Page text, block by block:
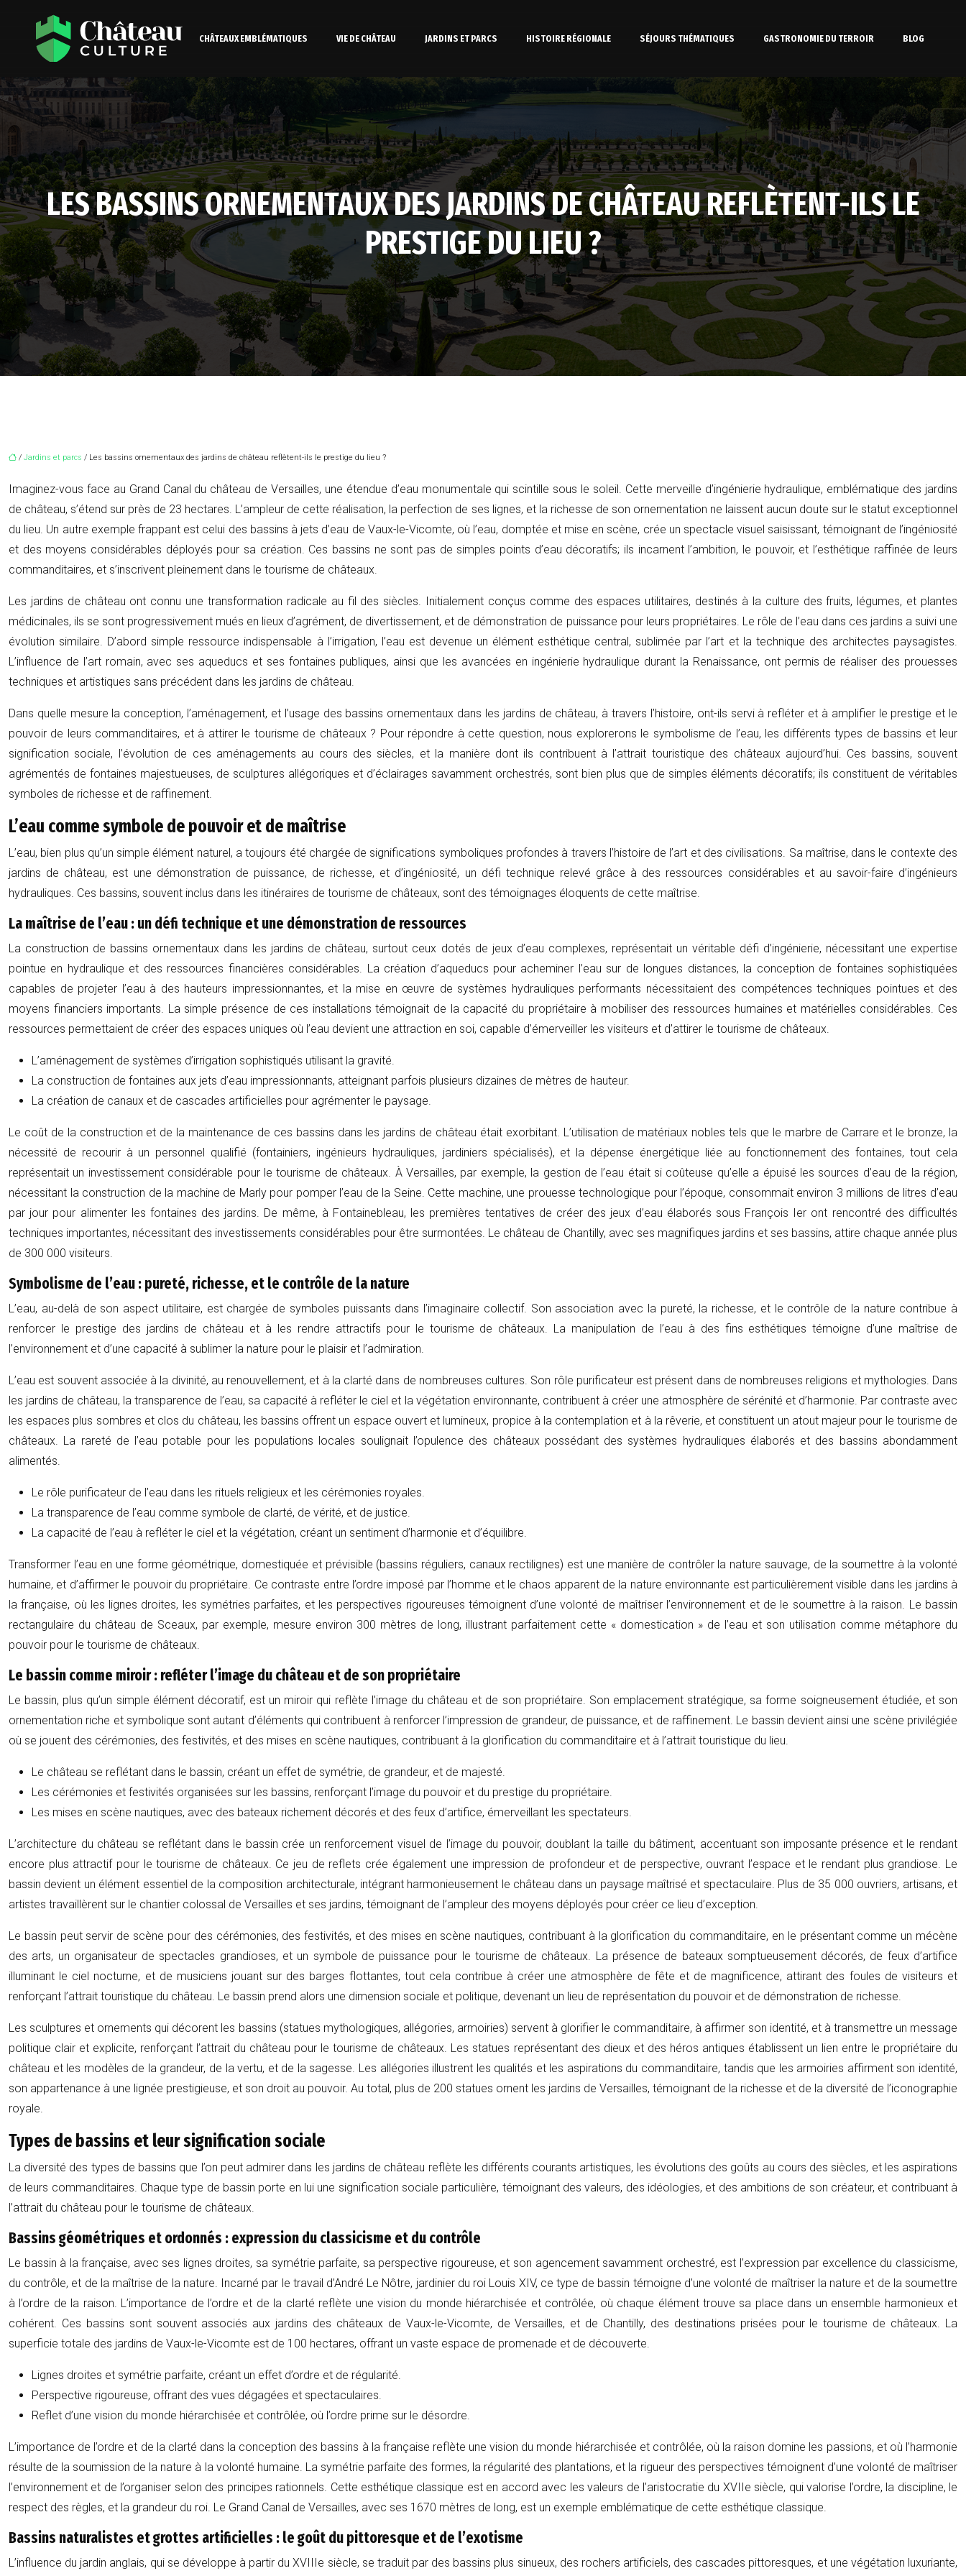
CHÂTEAUX EMBLÉMATIQUES VIE DE CHÂTEAU JARDINS ET PARCS HISTOIRE RÉGIONALE SÉJOURS THÉMATIQUES GASTRONOMIE DU TERROIR BLOG
LES BASSINS ORNEMENTAUX DES JARDINS DE CHÂTEAU REFLÈTENT-ILS LE
PRESTIGE DU LIEU ?
/ Jardins et parcs / Les bassins ornementaux des jardins de château reflètent-ils le prestige du lieu ?
Imaginez-vous face au Grand Canal du château de Versailles, une étendue d’eau monumentale qui scintille sous le soleil. Cette merveille d’ingénierie hydraulique, emblématique des jardins
de château, s’étend sur près de 23 hectares. L’ampleur de cette réalisation, la perfection de ses lignes, et la richesse de son ornementation ne laissent aucun doute sur le statut exceptionnel
du lieu. Un autre exemple frappant est celui des bassins à jets d’eau de Vaux-le-Vicomte, où l’eau, domptée et mise en scène, crée un spectacle visuel saisissant, témoignant de l’ingéniosité
et des moyens considérables déployés pour sa création. Ces bassins ne sont pas de simples points d’eau décoratifs; ils incarnent l’ambition, le pouvoir, et l’esthétique raffinée de leurs
commanditaires, et s’inscrivent pleinement dans le tourisme de châteaux.
Les jardins de château ont connu une transformation radicale au fil des siècles. Initialement conçus comme des espaces utilitaires, destinés à la culture des fruits, légumes, et plantes
médicinales, ils se sont progressivement mués en lieux d’agrément, de divertissement, et de démonstration de puissance pour leurs propriétaires. Le rôle de l’eau dans ces jardins a suivi une
évolution similaire. D’abord simple ressource indispensable à l’irrigation, l’eau est devenue un élément esthétique central, sublimée par l’art et la technique des architectes paysagistes.
L’influence de l’art romain, avec ses aqueducs et ses fontaines publiques, ainsi que les avancées en ingénierie hydraulique durant la Renaissance, ont permis de réaliser des prouesses
techniques et artistiques sans précédent dans les jardins de château.
Dans quelle mesure la conception, l’aménagement, et l’usage des bassins ornementaux dans les jardins de château, à travers l’histoire, ont-ils servi à refléter et à amplifier le prestige et le
pouvoir de leurs commanditaires, et à attirer le tourisme de châteaux ? Pour répondre à cette question, nous explorerons le symbolisme de l’eau, les différents types de bassins et leur
signification sociale, l’évolution de ces aménagements au cours des siècles, et la manière dont ils contribuent à l’attrait touristique des châteaux aujourd’hui. Ces bassins, souvent
agrémentés de fontaines majestueuses, de sculptures allégoriques et d’éclairages savamment orchestrés, sont bien plus que de simples éléments décoratifs; ils constituent de véritables
symboles de richesse et de raffinement.
L’eau comme symbole de pouvoir et de maîtrise
L’eau, bien plus qu’un simple élément naturel, a toujours été chargée de significations symboliques profondes à travers l’histoire de l’art et des civilisations. Sa maîtrise, dans le contexte des
jardins de château, est une démonstration de puissance, de richesse, et d’ingéniosité, un défi technique relevé grâce à des ressources considérables et au savoir-faire d’ingénieurs
hydrauliques. Ces bassins, souvent inclus dans les itinéraires de tourisme de châteaux, sont des témoignages éloquents de cette maîtrise.
La maîtrise de l’eau : un défi technique et une démonstration de ressources
La construction de bassins ornementaux dans les jardins de château, surtout ceux dotés de jeux d’eau complexes, représentait un véritable défi d’ingénierie, nécessitant une expertise
pointue en hydraulique et des ressources financières considérables. La création d’aqueducs pour acheminer l’eau sur de longues distances, la conception de fontaines sophistiquées
capables de projeter l’eau à des hauteurs impressionnantes, et la mise en œuvre de systèmes hydrauliques performants nécessitaient des compétences techniques pointues et des
moyens financiers importants. La simple présence de ces installations témoignait de la capacité du propriétaire à mobiliser des ressources humaines et matérielles considérables. Ces
ressources permettaient de créer des espaces uniques où l’eau devient une attraction en soi, capable d’émerveiller les visiteurs et d’attirer le tourisme de châteaux.
L’aménagement de systèmes d’irrigation sophistiqués utilisant la gravité.
La construction de fontaines aux jets d’eau impressionnants, atteignant parfois plusieurs dizaines de mètres de hauteur.
La création de canaux et de cascades artificielles pour agrémenter le paysage.
Le coût de la construction et de la maintenance de ces bassins dans les jardins de château était exorbitant. L’utilisation de matériaux nobles tels que le marbre de Carrare et le bronze, la
nécessité de recourir à un personnel qualifié (fontainiers, ingénieurs hydrauliques, jardiniers spécialisés), et la dépense énergétique liée au fonctionnement des fontaines, tout cela
représentait un investissement considérable pour le tourisme de châteaux. À Versailles, par exemple, la gestion de l’eau était si coûteuse qu’elle a épuisé les sources d’eau de la région,
nécessitant la construction de la machine de Marly pour pomper l’eau de la Seine. Cette machine, une prouesse technologique pour l’époque, consommait environ 3 millions de litres d’eau
par jour pour alimenter les fontaines des jardins. De même, à Fontainebleau, les premières tentatives de créer des jeux d’eau élaborés sous François Ier ont rencontré des difficultés
techniques importantes, nécessitant des investissements considérables pour être surmontées. Le château de Chantilly, avec ses magnifiques jardins et ses bassins, attire chaque année plus
de 300 000 visiteurs.
Symbolisme de l’eau : pureté, richesse, et le contrôle de la nature
L’eau, au-delà de son aspect utilitaire, est chargée de symboles puissants dans l’imaginaire collectif. Son association avec la pureté, la richesse, et le contrôle de la nature contribue à
renforcer le prestige des jardins de château et à les rendre attractifs pour le tourisme de châteaux. La manipulation de l’eau à des fins esthétiques témoigne d’une maîtrise de
l’environnement et d’une capacité à sublimer la nature pour le plaisir et l’admiration.
L’eau est souvent associée à la divinité, au renouvellement, et à la clarté dans de nombreuses cultures. Son rôle purificateur est présent dans de nombreuses religions et mythologies. Dans
les jardins de château, la transparence de l’eau, sa capacité à refléter le ciel et la végétation environnante, contribuent à créer une atmosphère de sérénité et d’harmonie. Par contraste avec
les espaces plus sombres et clos du château, les bassins offrent un espace ouvert et lumineux, propice à la contemplation et à la rêverie, et constituent un atout majeur pour le tourisme de
châteaux. La rareté de l’eau potable pour les populations locales soulignait l’opulence des châteaux possédant des systèmes hydrauliques élaborés et des bassins abondamment
alimentés.
Le rôle purificateur de l’eau dans les rituels religieux et les cérémonies royales.
La transparence de l’eau comme symbole de clarté, de vérité, et de justice.
La capacité de l’eau à refléter le ciel et la végétation, créant un sentiment d’harmonie et d’équilibre.
Transformer l’eau en une forme géométrique, domestiquée et prévisible (bassins réguliers, canaux rectilignes) est une manière de contrôler la nature sauvage, de la soumettre à la volonté
humaine, et d’affirmer le pouvoir du propriétaire. Ce contraste entre l’ordre imposé par l’homme et le chaos apparent de la nature environnante est particulièrement visible dans les jardins à
la française, où les lignes droites, les symétries parfaites, et les perspectives rigoureuses témoignent d’une volonté de maîtriser l’environnement et de le soumettre à la raison. Le bassin
rectangulaire du château de Sceaux, par exemple, mesure environ 300 mètres de long, illustrant parfaitement cette « domestication » de l’eau et son utilisation comme métaphore du
pouvoir pour le tourisme de châteaux.
Le bassin comme miroir : refléter l’image du château et de son propriétaire
Le bassin, plus qu’un simple élément décoratif, est un miroir qui reflète l’image du château et de son propriétaire. Son emplacement stratégique, sa forme soigneusement étudiée, et son
ornementation riche et symbolique sont autant d’éléments qui contribuent à renforcer l’impression de grandeur, de puissance, et de raffinement. Le bassin devient ainsi une scène privilégiée
où se jouent des cérémonies, des festivités, et des mises en scène nautiques, contribuant à la glorification du commanditaire et à l’attrait touristique du lieu.
Le château se reflétant dans le bassin, créant un effet de symétrie, de grandeur, et de majesté.
Les cérémonies et festivités organisées sur les bassins, renforçant l’image du pouvoir et du prestige du propriétaire.
Les mises en scène nautiques, avec des bateaux richement décorés et des feux d’artifice, émerveillant les spectateurs.
L’architecture du château se reflétant dans le bassin crée un renforcement visuel de l’image du pouvoir, doublant la taille du bâtiment, accentuant son imposante présence et le rendant
encore plus attractif pour le tourisme de châteaux. Ce jeu de reflets crée également une impression de profondeur et de perspective, ouvrant l’espace et le rendant plus grandiose. Le
bassin devient un élément essentiel de la composition architecturale, intégrant harmonieusement le château dans un paysage maîtrisé et spectaculaire. Plus de 35 000 ouvriers, artisans, et
artistes travaillèrent sur le chantier colossal de Versailles et ses jardins, témoignant de l’ampleur des moyens déployés pour créer ce lieu d’exception.
Le bassin peut servir de scène pour des cérémonies, des festivités, et des mises en scène nautiques, contribuant à la glorification du commanditaire, en le présentant comme un mécène
des arts, un organisateur de spectacles grandioses, et un symbole de puissance pour le tourisme de châteaux. La présence de bateaux somptueusement décorés, de feux d’artifice
illuminant le ciel nocturne, et de musiciens jouant sur des barges flottantes, tout cela contribue à créer une atmosphère de fête et de magnificence, attirant des foules de visiteurs et
renforçant l’attrait touristique du château. Le bassin prend alors une dimension sociale et politique, devenant un lieu de représentation du pouvoir et de démonstration de richesse.
Les sculptures et ornements qui décorent les bassins (statues mythologiques, allégories, armoiries) servent à glorifier le commanditaire, à affirmer son identité, et à transmettre un message
politique clair et explicite, renforçant l’attrait du château pour le tourisme de châteaux. Les statues représentant des dieux et des héros antiques établissent un lien entre le propriétaire du
château et les modèles de la grandeur, de la vertu, et de la sagesse. Les allégories illustrent les qualités et les aspirations du commanditaire, tandis que les armoiries affirment son identité,
son appartenance à une lignée prestigieuse, et son droit au pouvoir. Au total, plus de 200 statues ornent les jardins de Versailles, témoignant de la richesse et de la diversité de l’iconographie
royale.
Types de bassins et leur signification sociale
La diversité des types de bassins que l’on peut admirer dans les jardins de château reflète les différents courants artistiques, les évolutions des goûts au cours des siècles, et les aspirations
de leurs commanditaires. Chaque type de bassin porte en lui une signification sociale particulière, témoignant des valeurs, des idéologies, et des ambitions de son créateur, et contribuant à
l’attrait du château pour le tourisme de châteaux.
Bassins géométriques et ordonnés : expression du classicisme et du contrôle
Le bassin à la française, avec ses lignes droites, sa symétrie parfaite, sa perspective rigoureuse, et son agencement savamment orchestré, est l’expression par excellence du classicisme,
du contrôle, et de la maîtrise de la nature. Incarné par le travail d’André Le Nôtre, jardinier du roi Louis XIV, ce type de bassin témoigne d’une volonté de maîtriser la nature et de la soumettre
à l’ordre de la raison. L’importance de l’ordre et de la clarté reflète une vision du monde hiérarchisée et contrôlée, où chaque élément trouve sa place dans un ensemble harmonieux et
cohérent. Ces bassins sont souvent associés aux jardins des châteaux de Vaux-le-Vicomte, de Versailles, et de Chantilly, des destinations prisées pour le tourisme de châteaux. La
superficie totale des jardins de Vaux-le-Vicomte est de 100 hectares, offrant un vaste espace de promenade et de découverte.
Lignes droites et symétrie parfaite, créant un effet d’ordre et de régularité.
Perspective rigoureuse, offrant des vues dégagées et spectaculaires.
Reflet d’une vision du monde hiérarchisée et contrôlée, où l’ordre prime sur le désordre.
L’importance de l’ordre et de la clarté dans la conception des bassins à la française reflète une vision du monde hiérarchisée et contrôlée, où la raison domine les passions, et où l’harmonie
résulte de la soumission de la nature à la volonté humaine. La symétrie parfaite des formes, la régularité des plantations, et la rigueur des perspectives témoignent d’une volonté de maîtriser
l’environnement et de l’organiser selon des principes rationnels. Cette esthétique classique est en accord avec les valeurs de l’aristocratie du XVIIe siècle, qui valorise l’ordre, la discipline, le
respect des règles, et la grandeur du roi. Le Grand Canal de Versailles, avec ses 1670 mètres de long, est un exemple emblématique de cette esthétique classique.
Bassins naturalistes et grottes artificielles : le goût du pittoresque et de l’exotisme
L’influence du jardin anglais, qui se développe à partir du XVIIIe siècle, se traduit par des bassins plus sinueux, des rochers artificiels, des cascades pittoresques, et une végétation luxuriante,